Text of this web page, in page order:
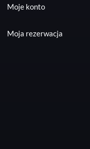
Moje konto
Moja rezerwacja